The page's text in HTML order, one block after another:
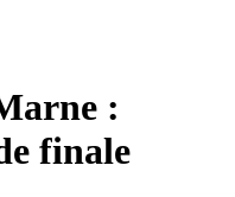
:
finale